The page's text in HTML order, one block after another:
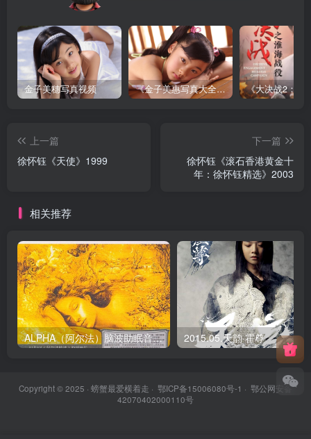
金子美穗写真视频 《金子美惠写真大全》第一卷
上一篇
徐怀钰《天使》1999
下一篇
徐怀钰《滚石香港黄金十
年：徐怀钰精选》2003
相关推荐
ALPHA（阿尔法）脑波助眠音乐《舒眠》 2015.05.天韵·霍尊
Copyright © 2025 · 螃蟹最爱横着走 · 鄂ICP备15006080号-1 · 鄂公网安备
42070402000110号